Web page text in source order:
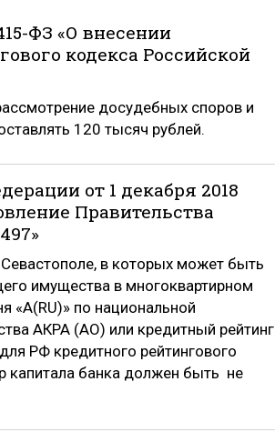
ФЗ «О внесении
кодекса Российской
досудебных споров и
120 тысяч рублей.
от 1 декабря 2018
Правительства
в которых может быть
имущества в многоквартирном
«A(RU)» по национальной
АКРА (АО) или кредитный рейтинг
РФ кредитного рейтингового
капитала банка должен быть не